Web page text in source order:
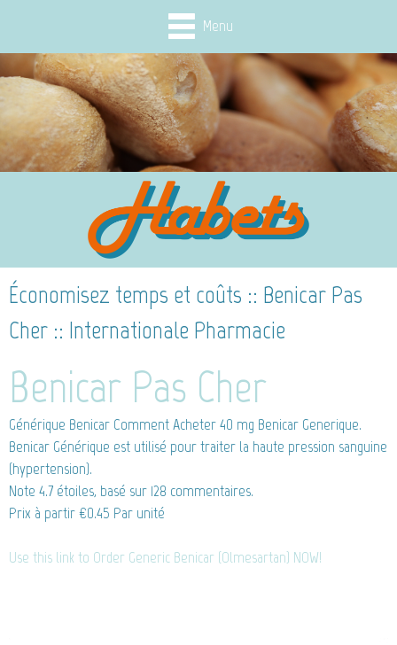
Menu
Économisez temps et coûts :: Benicar Pas
Cher :: Internationale Pharmacie
Benicar Pas Cher
Générique Benicar Comment Acheter 40 mg Benicar Generique.
Benicar Générique est utilisé pour traiter la haute pression sanguine
(hypertension).
Note 4.7 étoiles, basé sur 128 commentaires.
Prix à partir€0.45 Par unité
Use this link to Order Generic Benicar (Olmesartan) NOW!